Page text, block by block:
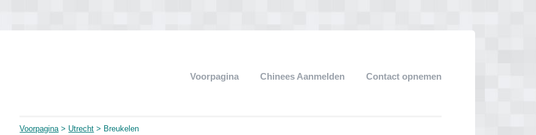
Voorpagina Chinees Aanmelden Contact opnemen
Voorpagina> Utrecht > Breukelen